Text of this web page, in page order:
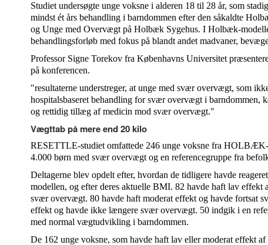
Studiet undersøgte unge voksne i alderen 18 til 28 år, som
mindst ét års behandling i barndommen efter den såkaldte
og Unge med Overvægt på Holbæk Sygehus. I Holbæk-
behandlingsforløb med fokus på blandt andet madvaner,
Professor Signe Torekov fra Københavns Universitet
på konferencen.
"resultaterne understreger, at unge med svær overvægt, som
hospitalsbaseret behandling for svær overvægt i barndommen,
og rettidig tillæg af medicin mod svær overvægt."
Vægttab på mere end 20 kilo
RESETTLE-studiet omfattede 246 unge voksne fra HOLBÆK-
4.000 børn med svær overvægt og en referencegruppe fra
Deltagerne blev opdelt efter, hvordan de tidligere havde
modellen, og efter deres aktuelle BMI. 82 havde haft lav effekt
svær overvægt. 80 havde haft moderat effekt og havde fortsat
effekt og havde ikke længere svær overvægt. 50 indgik i en
med normal vægtudvikling i barndommen.
De 162 unge voksne, som havde haft lav eller moderat effekt